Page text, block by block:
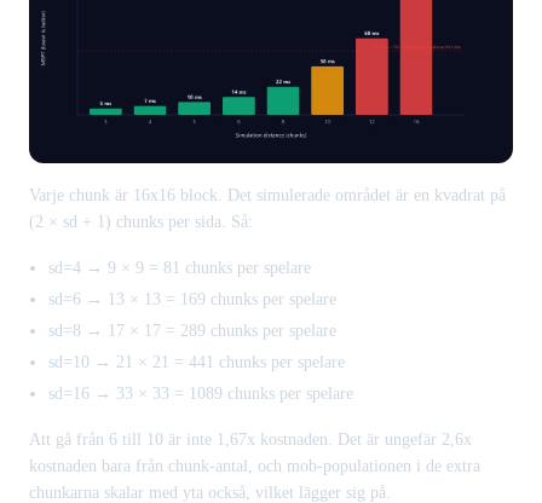
Varje chunk är 16x16 block. Det simulerade området är en kvadrat på
(2 × sd + 1) chunks per sida. Så:
sd=4 → 9 × 9 = 81 chunks per spelare
sd=6 → 13 × 13 = 169 chunks per spelare
sd=8 → 17 × 17 = 289 chunks per spelare
sd=10 → 21 × 21 = 441 chunks per spelare
sd=16 → 33 × 33 = 1089 chunks per spelare
Att gå från 6 till 10 är inte 1,67x kostnaden. Det är ungefär 2,6x
kostnaden bara från chunk-antal, och mob-populationen i de extra
chunkarna skalar med yta också, vilket lägger sig på.